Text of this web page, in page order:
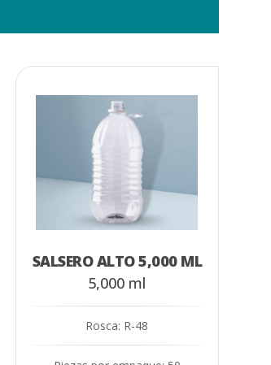
SALSERO ALTO 5,000 ML
5,000 ml
Rosca: R-48